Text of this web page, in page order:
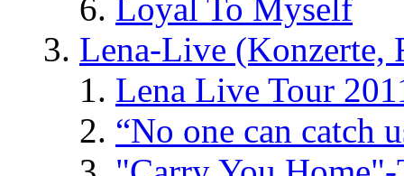
Loyal To Myself
Lena-Live (Konzerte,
Lena Live Tour
“No one can catch